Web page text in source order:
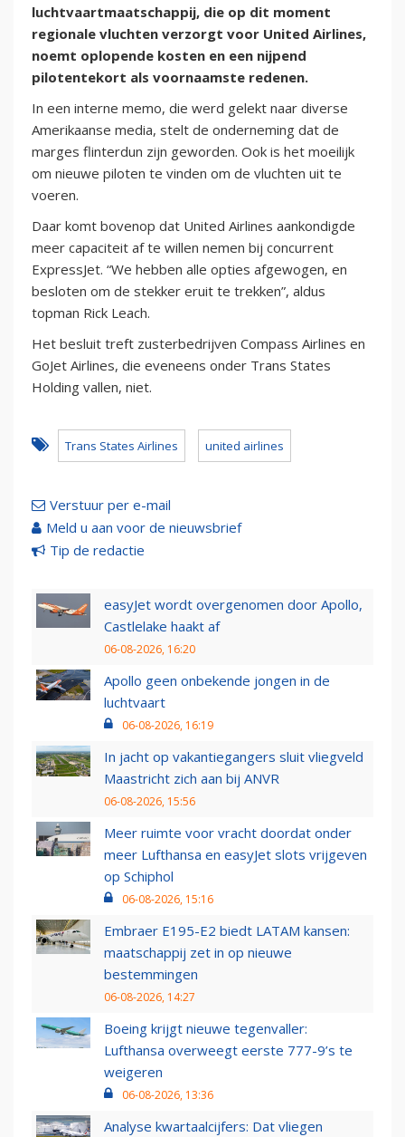
luchtvaartmaatschappij, die op dit moment
regionale vluchten verzorgt voor United Airlines,
noemt oplopende kosten en een nijpend
pilotentekort als voornaamste redenen.
In een interne memo, die werd gelekt naar diverse
Amerikaanse media, stelt de onderneming dat de
marges flinterdun zijn geworden. Ook is het moeilijk
om nieuwe piloten te vinden om de vluchten uit te
voeren.
Daar komt bovenop dat United Airlines aankondigde
meer capaciteit af te willen nemen bij concurrent
ExpressJet. “We hebben alle opties afgewogen, en
besloten om de stekker eruit te trekken”, aldus
topman Rick Leach.
Het besluit treft zusterbedrijven Compass Airlines en
GoJet Airlines, die eveneens onder Trans States
Holding vallen, niet.
Trans States Airlines united airlines
Verstuur per e-mail
Meld u aan voor de nieuwsbrief
Tip de redactie
easyJet wordt overgenomen door Apollo,
Castlelake haakt af
06-08-2026, 16:20
Apollo geen onbekende jongen in de
luchtvaart
06-08-2026, 16:19
In jacht op vakantiegangers sluit vliegveld
Maastricht zich aan bij ANVR
06-08-2026, 15:56
Meer ruimte voor vracht doordat onder
meer Lufthansa en easyJet slots vrijgeven
op Schiphol
06-08-2026, 15:16
Embraer E195-E2 biedt LATAM kansen:
maatschappij zet in op nieuwe
bestemmingen
06-08-2026, 14:27
Boeing krijgt nieuwe tegenvaller:
Lufthansa overweegt eerste 777-9’s te
weigeren
06-08-2026, 13:36
Analyse kwartaalcijfers: Dat vliegen